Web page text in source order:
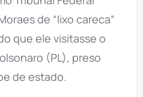
de “lixo careca”
que ele visitasse o
(PL), preso
de estado.